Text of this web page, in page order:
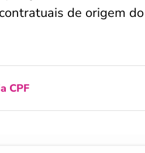
de origem
CPF